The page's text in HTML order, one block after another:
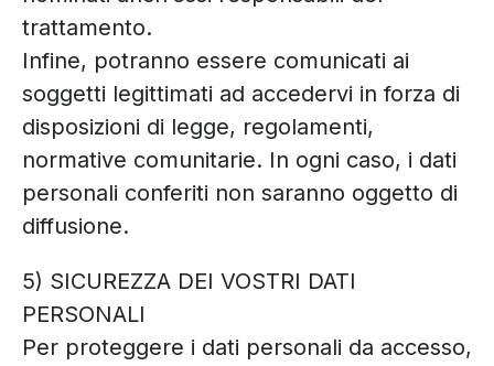
trattamento.
Infine, potranno essere comunicati ai
soggetti legittimati ad accedervi in forza di
disposizioni di legge, regolamenti,
normative comunitarie. In ogni caso, i dati
personali conferiti non saranno oggetto di
diffusione.
5) SICUREZZA DEI VOSTRI DATI
PERSONALI
Per proteggere i dati personali da accesso,